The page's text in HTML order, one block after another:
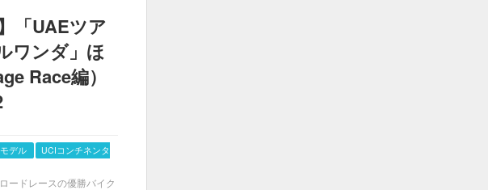
「UAEツア
ワンダ」ほ
Race編）
デル
UCIコンチネンタ
ードレースの優勝バイク